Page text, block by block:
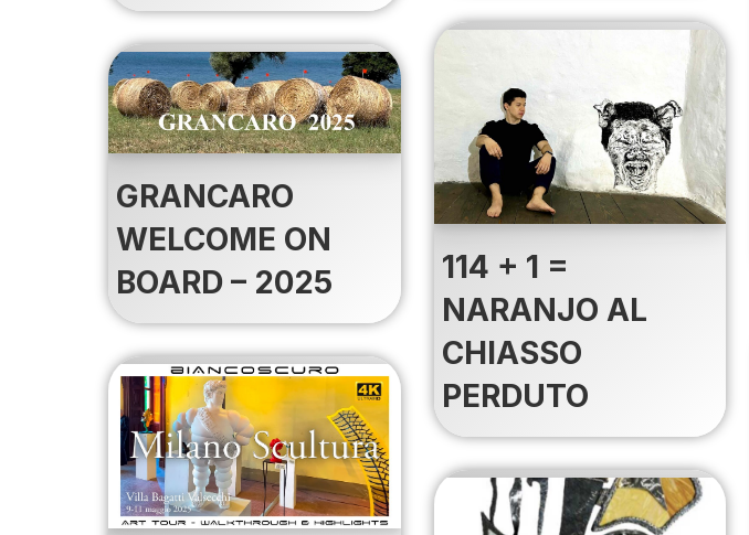
114 + 1 =
NARANJO AL
CHIASSO
PERDUTO
GRANCARO
WELCOME ON
BOARD – 2025